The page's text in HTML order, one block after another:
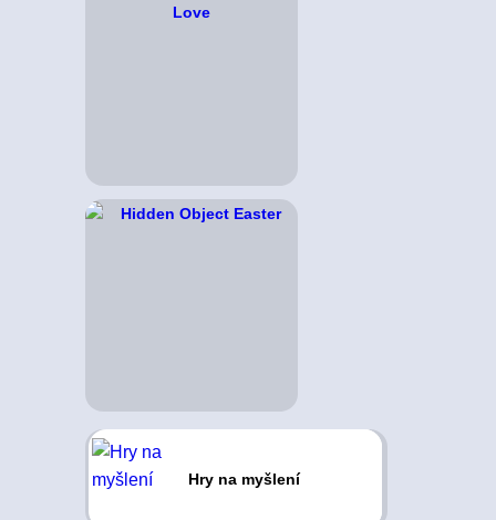
Hry na myšlení